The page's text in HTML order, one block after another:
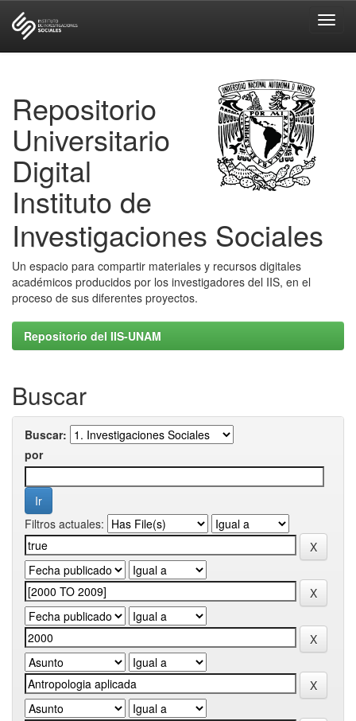
Repositorio
Universitario
Digital
Instituto de
Investigaciones Sociales
Un espacio para compartir materiales y recursos digitales
académicos producidos por los investigadores del IIS, en el
proceso de sus diferentes proyectos.
Repositorio del IIS-UNAM
Buscar
Buscar:
por
Filtros actuales: